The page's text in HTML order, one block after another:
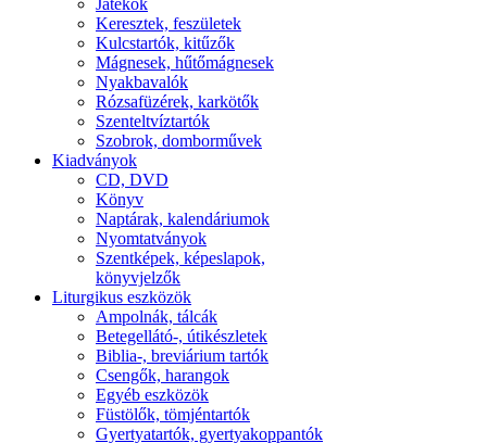
Keresztek, feszületek
Kulcstartók, kitűzők
Mágnesek, hűtőmágnesek
Nyakbavalók
Rózsafüzérek, karkötők
Szenteltvíztartók
Szobrok, domborművek
Kiadványok
CD, DVD
Könyv
Naptárak, kalendáriumok
Nyomtatványok
Szentképek, képeslapok,
könyvjelzők
Liturgikus eszközök
Ampolnák, tálcák
Betegellátó-, útikészletek
Biblia-, breviárium tartók
Csengők, harangok
Egyéb eszközök
Füstölők, tömjéntartók
Gyertyatartók, gyertyakoppantók